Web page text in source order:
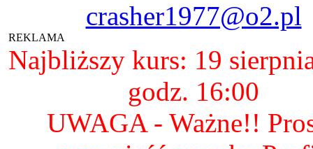
crasher1977@o2.pl
REKLAMA
Najbliższy kurs: 19
godz. 16:00
UWAGA - Ważne!!